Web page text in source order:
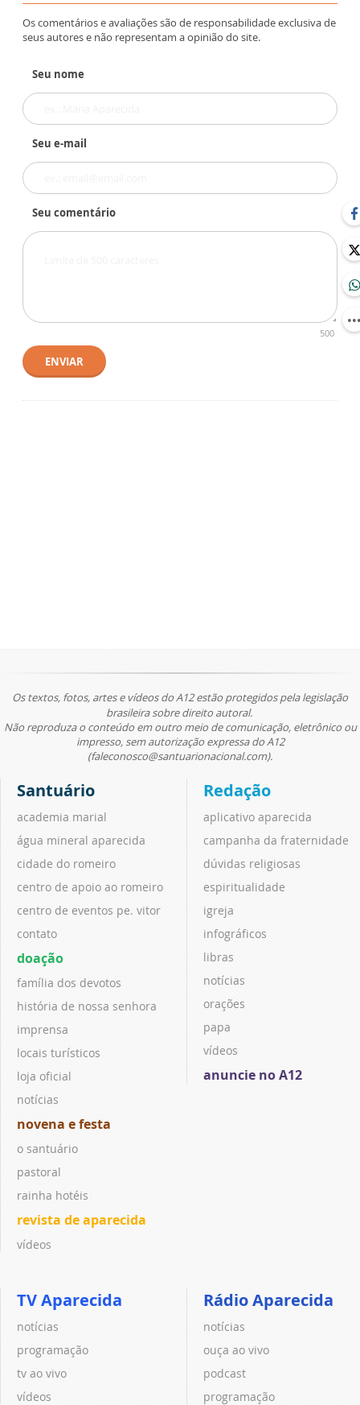
Os comentários e avaliações são de responsabilidade exclusiva de
seus autores e não representam a opinião do site.
Seu nome
Seu e-mail
Seu comentário
500
ENVIAR
Os textos, fotos, artes e vídeos do A12 estão protegidos pela legislação
brasileira sobre direito autoral.
Não reproduza o conteúdo em outro meio de comunicação, eletrônico ou
impresso, sem autorização expressa do A12
(faleconosco@santuarionacional.com).
Santuário
academia marial
água mineral aparecida
cidade do romeiro
centro de apoio ao romeiro
centro de eventos pe. vitor
contato
doação
família dos devotos
história de nossa senhora
imprensa
locais turísticos
loja oficial
notícias
novena e festa
o santuário
pastoral
rainha hotéis
revista de aparecida
vídeos
Redação
aplicativo aparecida
campanha da fraternidade
dúvidas religiosas
espiritualidade
igreja
infográficos
libras
notícias
orações
papa
vídeos
anuncie no A12
TV Aparecida
notícias
programação
tv ao vivo
vídeos
Rádio Aparecida
notícias
ouça ao vivo
podcast
programação